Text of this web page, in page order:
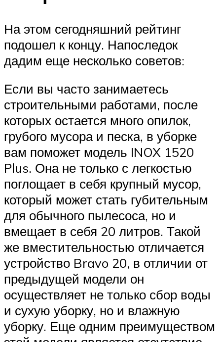
На этом сегодняшний рейтинг
подошел к концу. Напоследок
дадим еще несколько советов:
Если вы часто занимаетесь
строительными работами, после
которых остается много опилок,
грубого мусора и песка, в уборке
вам поможет модель INOX 1520
Plus. Она не только с легкостью
поглощает в себя крупный мусор,
который может стать губительным
для обычного пылесоса, но и
вмещает в себя 20 литров. Такой
же вместительностью отличается
устройство Bravo 20, в отличии от
предыдущей модели он
осуществляет не только сбор воды
и сухую уборку, но и влажную
уборку. Еще одним преимуществом